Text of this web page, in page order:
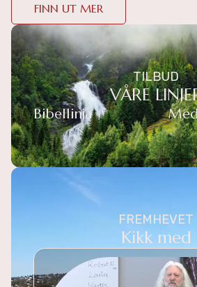
FINN UT MER
TILBUD
VÅRE
Bibellinja
FREMHEVET
Kikk med